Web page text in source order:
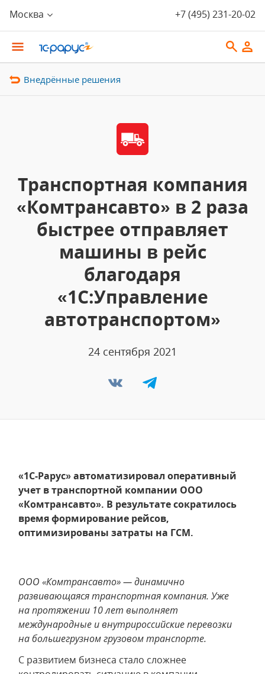
Москва +7 (495) 231-20-02
Внедрённые решения
Транспортная компания
«Комтрансавто» в 2 раза
быстрее отправляет
машины в рейс
благодаря
«1С:Управление
автотранспортом»
24 сентября 2021
«1С-Рарус» автоматизировал оперативный
учет в транспортной компании ООО
«Комтрансавто». В результате сократилось
время формирование рейсов,
оптимизированы затраты на ГСМ.
ООО «Комтрансавто» — динамично
развивающаяся транспортная компания. Уже
на протяжении 10 лет выполняет
международные и внутрироссийские перевозки
на большегрузном грузовом транспорте.
С развитием бизнеса стало сложнее